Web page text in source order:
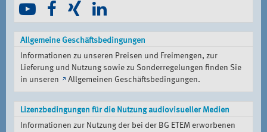
Allgemeine Geschäftsbedingungen
Informationen zu unseren Preisen und Freimengen, zur
Lieferung und Nutzung sowie zu Sonderregelungen finden Sie
in unseren
Allgemeinen Geschäftsbedingungen.
Lizenzbedingungen für die Nutzung audiovisueller Medien
Informationen zur Nutzung der bei der BG ETEM erworbenen